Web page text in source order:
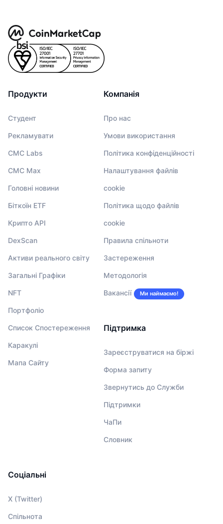
Продукти
Студент
Рекламувати
CMC Labs
CMC Max
Головні новини
Біткоїн ETF
Крипто API
DexScan
Активи реального світу
Загальні Графіки
NFT
Портфоліо
Список Спостереження
Каракулі
Мапа Сайту
Компанія
Про нас
Умови використання
Політика конфіденційності
Налаштування файлів
cookie
Політика щодо файлів
cookie
Правила спільноти
Застереження
Методологія
Вакансії Ми наймаємо!
Підтримка
Зареєструватися на біржі
Форма запиту
Звернутись до Служби
Підтримки
ЧаПи
Словник
Соціальні
X (Twitter)
Спільнота